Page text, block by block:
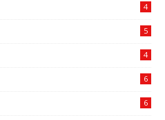
4
5
4
6
6